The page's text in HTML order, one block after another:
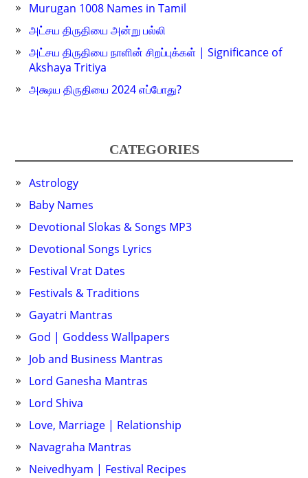
Murugan 1008 Names in Tamil
அட்சய திருதியை அன்று பல்லி
அட்சய திருதியை நாளின் சிறப்புக்கள் | Significance of
Akshaya Tritiya
அக்ஷய திருதியை 2024 எப்போது?
CATEGORIES
Astrology
Baby Names
Devotional Slokas & Songs MP3
Devotional Songs Lyrics
Festival Vrat Dates
Festivals & Traditions
Gayatri Mantras
God | Goddess Wallpapers
Job and Business Mantras
Lord Ganesha Mantras
Lord Shiva
Love, Marriage | Relationship
Navagraha Mantras
Neivedhyam | Festival Recipes